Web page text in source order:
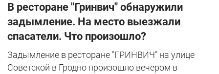
В ресторане "Гринвич" обнаружили
задымление. На место выезжали
спасатели. Что произошло?
Задымление в ресторане "ГРИНВИЧ" на улице
Советской в Гродно произошло вечером в